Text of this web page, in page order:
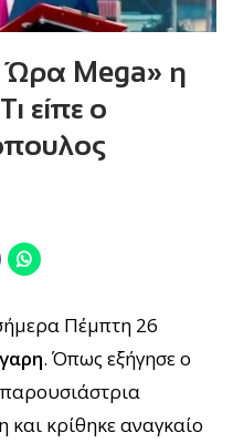
Ώρα Mega» η
είπε ο
Πέμπτη 26
. Όπως εξήγησε ο
και κρίθηκε αναγκαίο